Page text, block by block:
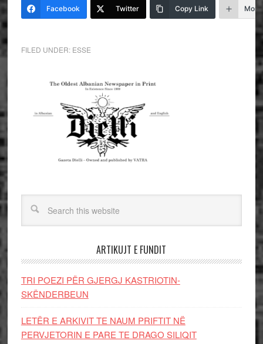
Facebook Twitter Copy Link More
FILED UNDER: ESSE
ARTIKUJT E FUNDIT
TRI POEZI PËR GJERGJ KASTRIOTIN-
SKËNDERBEUN
LETËR E ARKIVIT TE NAUM PRIFTIT NË
PERVJETORIN E PARE TE DRAGO SILIQIT